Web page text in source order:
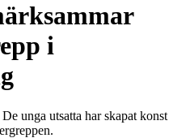
i
unga utsatta har skapat konst